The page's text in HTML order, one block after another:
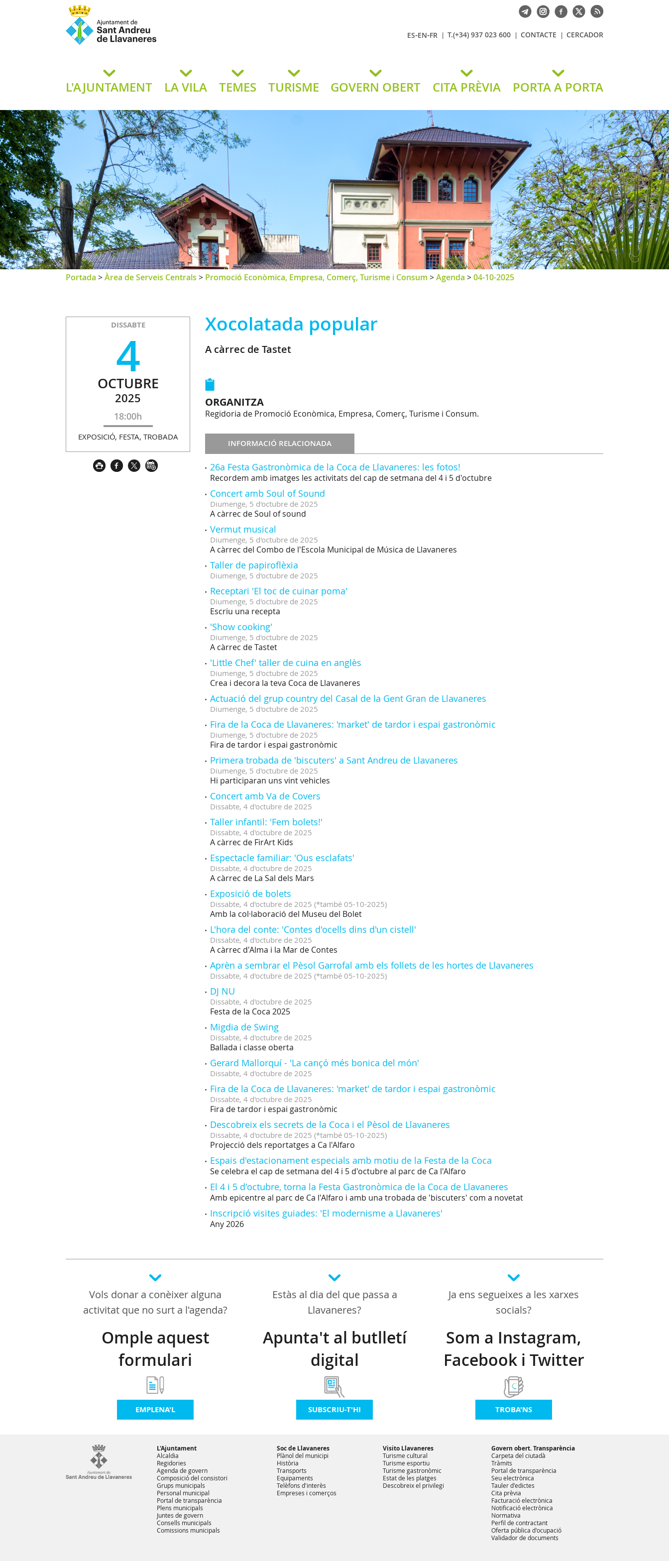
de Llavaneres
ES-EN-FR T.(+34) 937 023 600 CONTACTE CERCADOR
L'AJUNTAMENT LA VILA TEMES TURISME GOVERN OBERT CITA PRÈVIA PORTA A PORTA
Portada >Àrea de Serveis Centrals > Promoció Econòmica, Empresa, Comerç, Turisme i Consum >Agenda >04-10-2025
DISSABTE
4
OCTUBRE
2025
18:00h
EXPOSICIÓ, FESTA, TROBADA
Xocolatada popular
A càrrec de Tastet
ORGANITZA
Regidoria de Promoció Econòmica, Empresa, Comerç, Turisme i Consum.
INFORMACIÓ RELACIONADA
26a Festa Gastronòmica de la Coca de Llavaneres: les fotos!
Recordem amb imatges les activitats del cap de setmana del 4 i 5 d'octubre
Concert amb Soul of Sound
Diumenge, 5 d'octubre de 2025
A càrrec de Soul of sound
Vermut musical
Diumenge, 5 d'octubre de 2025
A càrrec del Combo de l'Escola Municipal de Música de Llavaneres
Taller de papiroflèxia
Diumenge, 5 d'octubre de 2025
Receptari 'El toc de cuinar poma'
Diumenge, 5 d'octubre de 2025
Escriu una recepta
'Show cooking'
Diumenge, 5 d'octubre de 2025
A càrrec de Tastet
'Little Chef' taller de cuina en anglès
Diumenge, 5 d'octubre de 2025
Crea i decora la teva Coca de Llavaneres
Actuació del grup country del Casal de la Gent Gran de Llavaneres
Diumenge, 5 d'octubre de 2025
Fira de la Coca de Llavaneres: 'market' de tardor i espai gastronòmic
Diumenge, 5 d'octubre de 2025
Fira de tardor i espai gastronòmic
Primera trobada de 'biscuters' a Sant Andreu de Llavaneres
Diumenge, 5 d'octubre de 2025
Hi participaran uns vint vehicles
Concert amb Va de Covers
Dissabte, 4 d'octubre de 2025
Taller infantil: 'Fem bolets!'
Dissabte, 4 d'octubre de 2025
A càrrec de FirArt Kids
Espectacle familiar: 'Ous esclafats'
Dissabte, 4 d'octubre de 2025
A càrrec de La Sal dels Mars
Exposició de bolets
Dissabte, 4 d'octubre de 2025 (*també 05-10-2025)
Amb la col·laboració del Museu del Bolet
L'hora del conte: 'Contes d'ocells dins d'un cistell'
Dissabte, 4 d'octubre de 2025
A càrrec d'Alma i la Mar de Contes
Aprèn a sembrar el Pèsol Garrofal amb els follets de les hortes de Llavaneres
Dissabte, 4 d'octubre de 2025 (*també 05-10-2025)
DJ NU
Dissabte, 4 d'octubre de 2025
Festa de la Coca 2025
Migdia de Swing
Dissabte, 4 d'octubre de 2025
Ballada i classe oberta
Gerard Mallorquí - 'La cançó més bonica del món'
Dissabte, 4 d'octubre de 2025
Fira de la Coca de Llavaneres: 'market' de tardor i espai gastronòmic
Dissabte, 4 d'octubre de 2025
Fira de tardor i espai gastronòmic
Descobreix els secrets de la Coca i el Pèsol de Llavaneres
Dissabte, 4 d'octubre de 2025 (*també 05-10-2025)
Projecció dels reportatges a Ca l'Alfaro
Espais d'estacionament especials amb motiu de la Festa de la Coca
Se celebra el cap de setmana del 4 i 5 d'octubre al parc de Ca l'Alfaro
El 4 i 5 d'octubre, torna la Festa Gastronòmica de la Coca de Llavaneres
Amb epicentre al parc de Ca l'Alfaro i amb una trobada de 'biscuters' com a novetat
Inscripció visites guiades: 'El modernisme a Llavaneres'
Any 2026
Vols donar a conèixer alguna
activitat que no surt a l'agenda?
Omple aquest
formulari
EMPLENA'L
Estàs al dia del que passa a
Llavaneres?
Apunta't al butlletí
digital
SUBSCRIU-T'HI
Ja ens segueixes a les xarxes
socials?
Som a Instagram,
Facebook i Twitter
TROBA'NS
L'Ajuntament
Alcaldia
Regidories
Agenda de govern
Composició del consistori
Grups municipals
Personal municipal
Portal de transparència
Plens municipals
Juntes de govern
Consells municipals
Comissions municipals
Soc de Llavaneres
Plànol del municipi
Història
Transports
Equipaments
Telèfons d'interès
Empreses i comerços
Visito Llavaneres
Turisme cultural
Turisme esportiu
Turisme gastronòmic
Estat de les platges
Descobreix el privilegi
Govern obert. Transparència
Carpeta del ciutadà
Tràmits
Portal de transparència
Seu electrònica
Tauler d'edictes
Cita prèvia
Facturació electrònica
Notificació electrònica
Normativa
Perfil de contractant
Oferta pública d'ocupació
Validador de documents